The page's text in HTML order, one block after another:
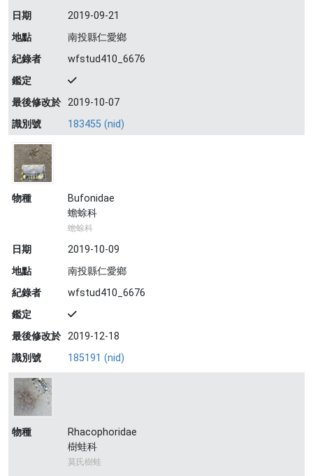
日期
2019-09-21
地點
南投縣仁愛鄉
紀錄者
wfstud410_6676
鑑定
最後修改於 2019-10-07
識別號
183455 (nid)
物種
Bufonidae
蟾蜍科
蟾蜍科
日期
2019-10-09
地點
南投縣仁愛鄉
紀錄者
wfstud410_6676
鑑定
最後修改於 2019-12-18
識別號
185191 (nid)
物種
Rhacophoridae
樹蛙科
莫氏樹蛙